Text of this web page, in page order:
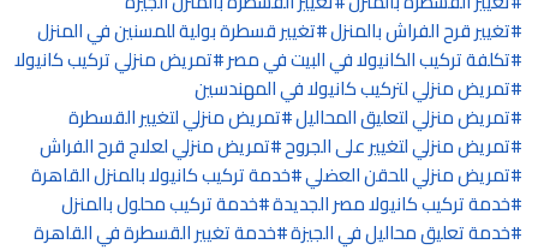
تغيير قرح الفراش بالمنزل تغيير قسطرة بولية للمسنين في المنزل
تكلفة تركيب الكانيولا في البيت في مصر تمريض منزلي تركيب كانيولا
تمريض منزلي لتركيب كانيولا في المهندسين
تمريض منزلي لتعليق المحاليل تمريض منزلي لتغيير القسطرة
تمريض منزلي لتغيير على الجروح تمريض منزلي لعلاج قرح الفراش
تمريض منزلي للحقن العضلي خدمة تركيب كانيولا بالمنزل القاهرة
خدمة تركيب كانيولا مصر الجديدة خدمة تركيب محلول بالمنزل
خدمة تعليق محاليل في الجيزة خدمة تغيير القسطرة في القاهرة